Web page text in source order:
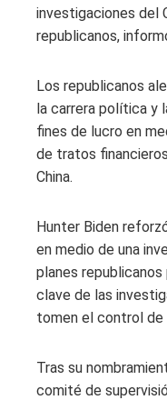
investigaciones del
republicanos,
Los republicanos
la carrera política y
fines de lucro en
de tratos
China.
Hunter Biden
en medio de una
planes
clave de las
tomen el control de
Tras su
comité de